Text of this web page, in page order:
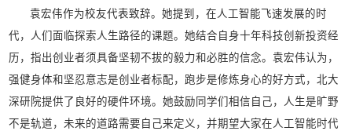
袁宏伟作为校友代表致辞。她提到，在人工智能飞速发展的时
代，人们面临探索人生路径的课题。她结合自身十年科技创新投资经
历，指出创业者须具备坚韧不拔的毅力和必胜的信念。袁宏伟认为，
强健身体和坚忍意志是创业者标配，跑步是修炼身心的好方式，北大
深研院提供了良好的硬件环境。她鼓励同学们相信自己，人生是旷野
不是轨道，未来的道路需要自己来定义，并期望大家在人工智能时代